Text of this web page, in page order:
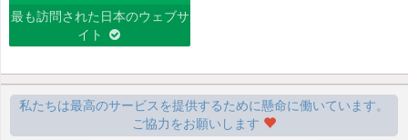
最も訪問された日本のウェブサ
イト
私たちは最高のサービスを提供するために懸命に働いています。
ご協力をお願いします